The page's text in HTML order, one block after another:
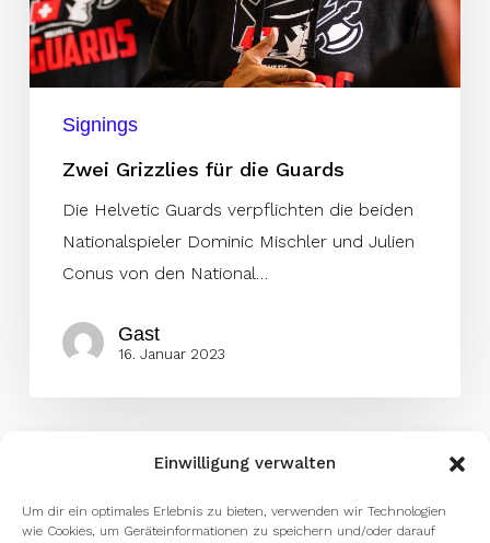
Einwilligung verwalten
Um dir ein optimales Erlebnis zu bieten, verwenden wir Technologien
wie Cookies, um Geräteinformationen zu speichern und/oder darauf
Signings
Zwei Grizzlies für die Guards
Die Helvetic Guards verpflichten die beiden
Nationalspieler Dominic Mischler und Julien
Conus von den National…
Gast
16. Januar 2023